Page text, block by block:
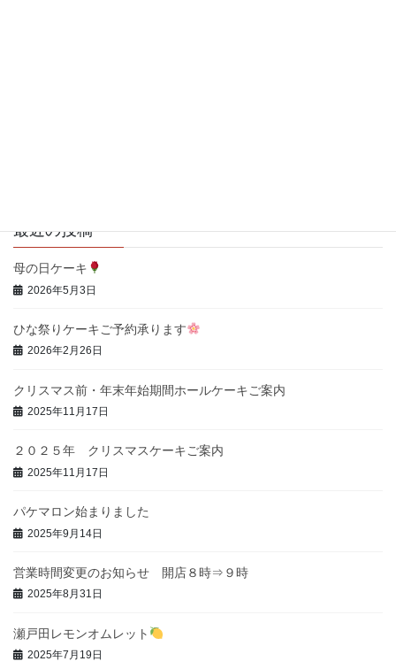
最近の投稿
母の日ケーキ
2026年5月3日
ひな祭りケーキご予約承ります
2026年2月26日
クリスマス前・年末年始期間ホールケーキご案内
2025年11月17日
２０２５年 クリスマスケーキご案内
2025年11月17日
パケマロン始まりました
2025年9月14日
営業時間変更のお知らせ 開店８時⇒９時
2025年8月31日
瀬戸田レモンオムレット
2025年7月19日